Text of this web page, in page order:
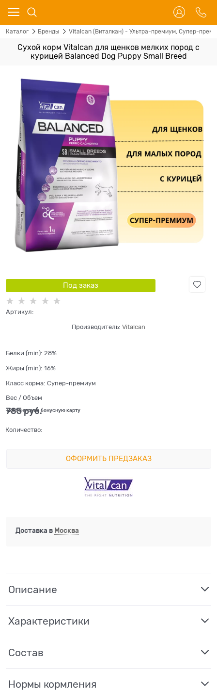
Каталог Бренды Vitalcan (Виталкан) - Ультра-премиум, Супер-
Сухой корм Vitalcan для щенков мелких пород с
курицей Balanced Dog Puppy Small Breed
Под заказ
Артикул:
Производитель: Vitalcan
Белки (min): 28%
Жиры (min): 16%
Класс корма: Супер-премиум
Вес / Объем
785 руб.
+24 бонуса на бонусную карту
Количество:
ОФОРМИТЬ ПРЕДЗАКАЗ
Доставка в Москва
Описание
Характеристики
Состав
Нормы кормления